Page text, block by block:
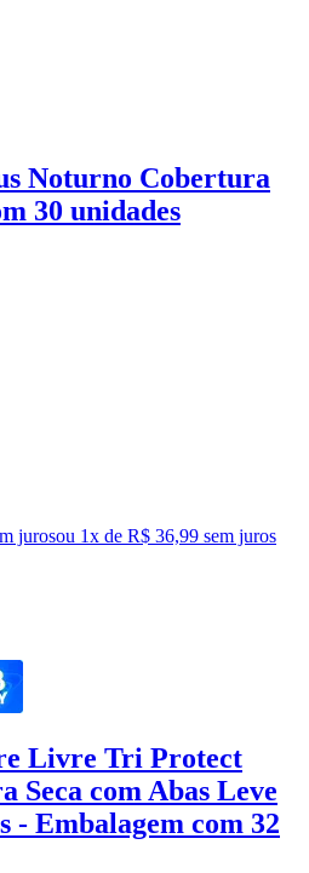
Noturno Cobertura
30 unidades
jurosou 1x de R$ 36,99 sem juros
Livre Tri Protect
Seca com Abas Leve
- Embalagem com 32